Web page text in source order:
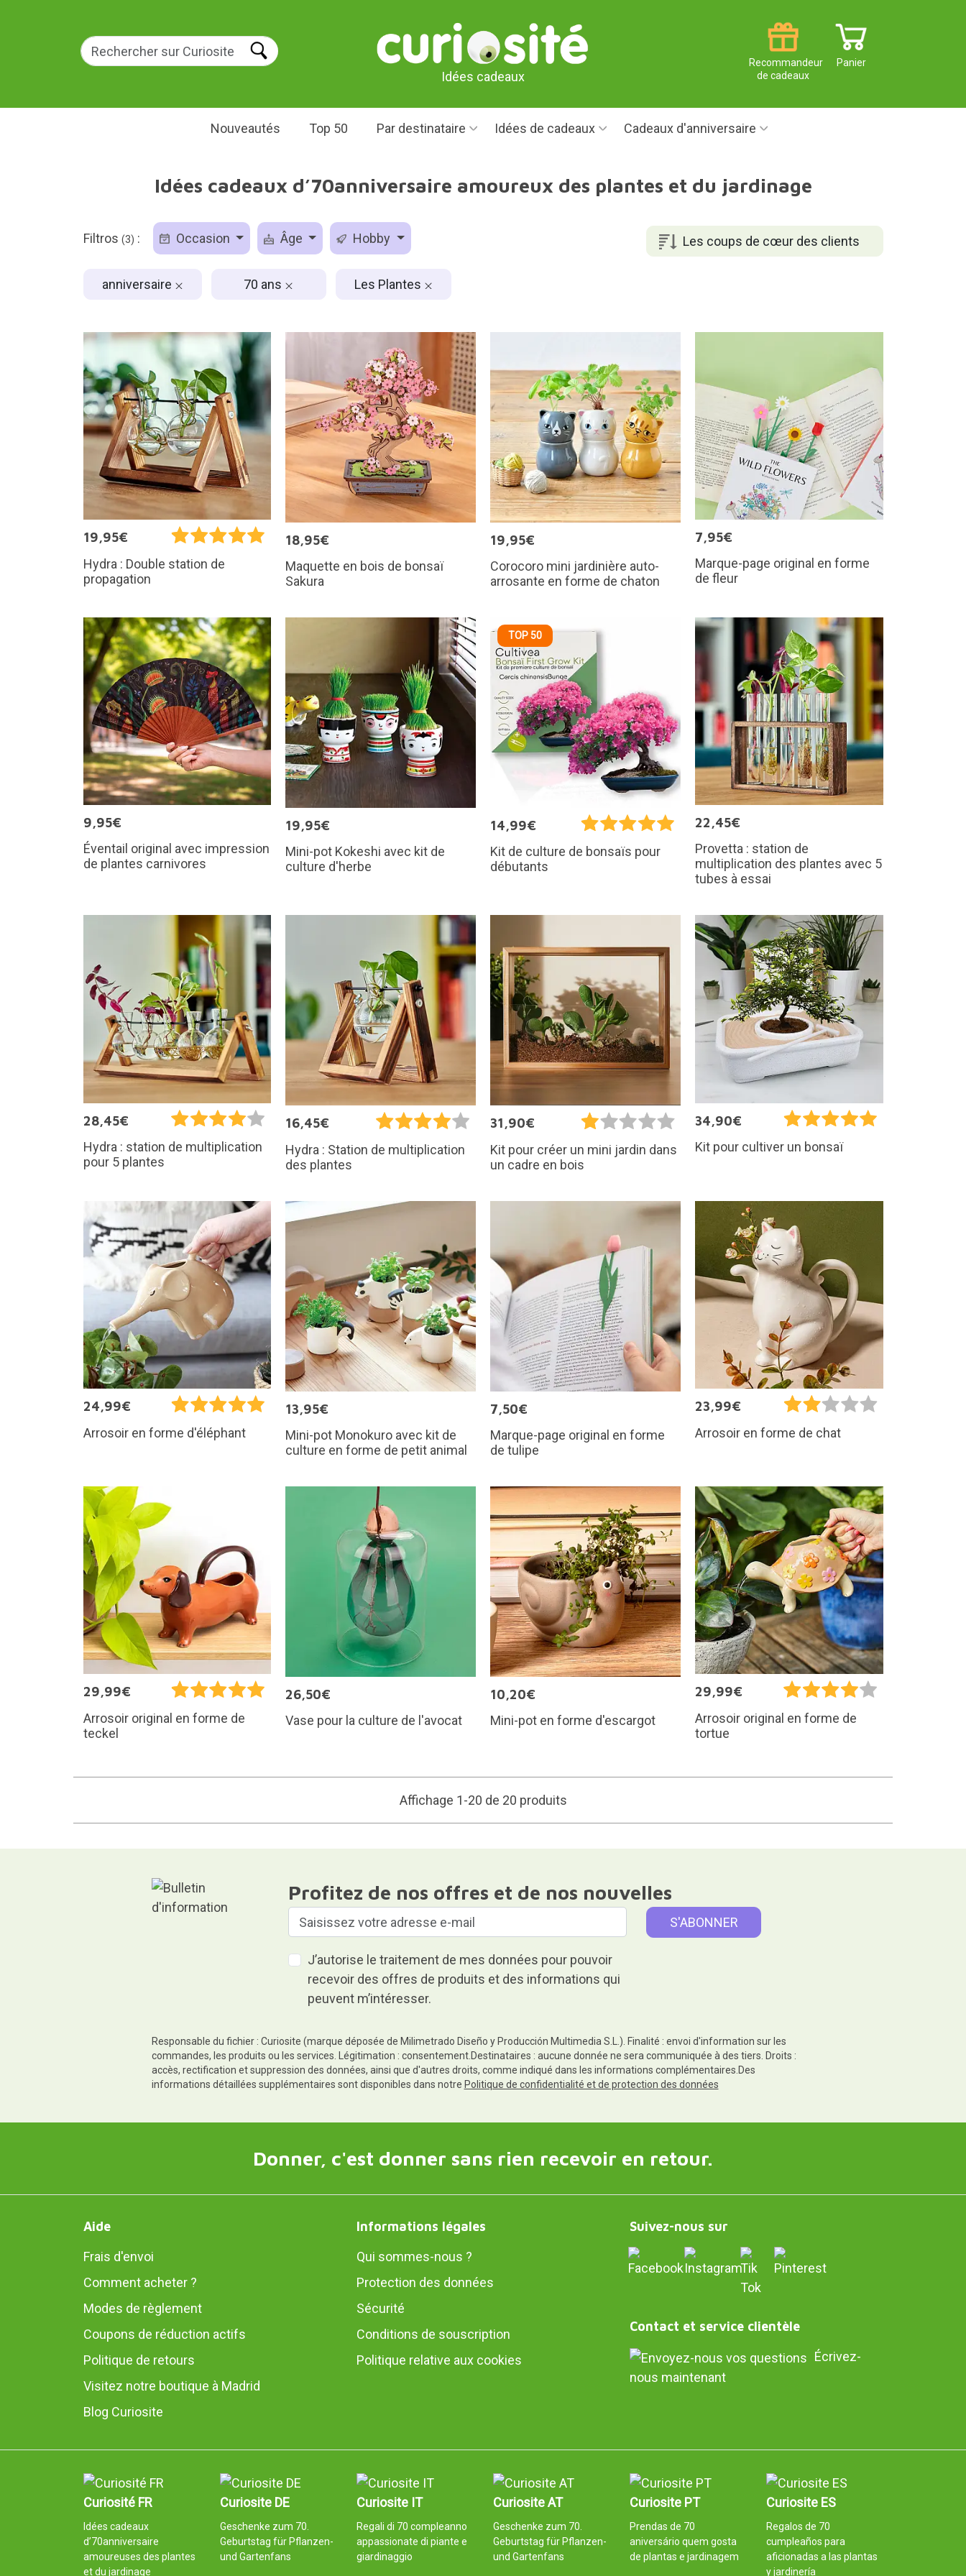
Idées cadeaux
Panier
Recommandeur
de cadeaux
Nouveautés Top 50 Par destinataire Idées de cadeaux Cadeaux d'anniversaire
Idées cadeaux d’70anniversaire amoureux des plantes et du jardinage
Les coups de cœur des clients
Filtros (3) : Occasion Âge Hobby
anniversaire 70 ans Les Plantes
19,95€
Hydra : Double station de
propagation
18,95€
Maquette en bois de bonsaï
Sakura
19,95€
Corocoro mini jardinière auto-
arrosante en forme de chaton
7,95€
Marque-page original en forme
de fleur
9,95€
Éventail original avec impression
de plantes carnivores
19,95€
Mini-pot Kokeshi avec kit de
culture d'herbe
TOP 50
14,99€
Kit de culture de bonsaïs pour
débutants
22,45€
Provetta : station de
multiplication des plantes avec 5
tubes à essai
28,45€
Hydra : station de multiplication
pour 5 plantes
16,45€
Hydra : Station de multiplication
des plantes
31,90€
Kit pour créer un mini jardin dans
un cadre en bois
34,90€
Kit pour cultiver un bonsaï
24,99€
Arrosoir en forme d'éléphant
13,95€
Mini-pot Monokuro avec kit de
culture en forme de petit animal
7,50€
Marque-page original en forme
de tulipe
23,99€
Arrosoir en forme de chat
29,99€
Arrosoir original en forme de
teckel
26,50€
Vase pour la culture de l'avocat
10,20€
Mini-pot en forme d'escargot
29,99€
Arrosoir original en forme de
tortue
Affichage 1-20 de 20 produits
Profitez de nos offres et de nos nouvelles
J’autorise le traitement de mes données pour pouvoir
recevoir des offres de produits et des informations qui
peuvent m’intéresser.
Responsable du fichier : Curiosite (marque déposée de Milimetrado Diseño y Producción Multimedia S.L.). Finalité : envoi d'information sur les
commandes, les produits ou les services. Légitimation : consentement.Destinataires : aucune donnée ne sera communiquée à des tiers. Droits :
accès, rectification et suppression des données, ainsi que d'autres droits, comme indiqué dans les informations complémentaires.Des
informations détaillées supplémentaires sont disponibles dans notre Politique de confidentialité et de protection des données
Donner, c'est donner sans rien recevoir en retour.
Aide
Frais d'envoi
Comment acheter ?
Modes de règlement
Coupons de réduction actifs
Politique de retours
Visitez notre boutique à Madrid
Blog Curiosite
Informations légales
Qui sommes-nous ?
Protection des données
Sécurité
Conditions de souscription
Politique relative aux cookies
Suivez-nous sur
Contact et service clientèle
Écrivez-
nous maintenant
Curiosité FR
Idées cadeaux
d’70anniversaire
amoureuses des plantes
et du jardinage
Curiosite DE
Geschenke zum 70.
Geburtstag für Pflanzen-
und Gartenfans
Curiosite IT
Regali di 70 compleanno
appassionate di piante e
giardinaggio
Curiosite AT
Geschenke zum 70.
Geburtstag für Pflanzen-
und Gartenfans
Curiosite PT
Prendas de 70
aniversário quem gosta
de plantas e jardinagem
Curiosite ES
Regalos de 70
cumpleaños para
aficionadas a las plantas
y jardinería